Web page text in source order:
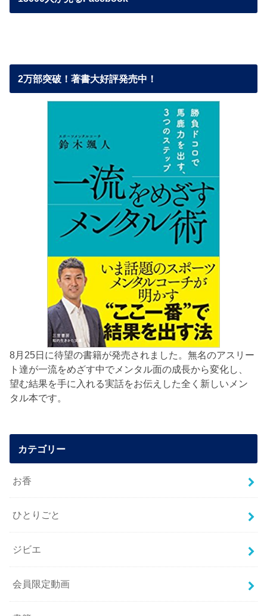
2万部突破！著書大好評発売中！
8月25日に待望の書籍が発売されました。無名のアスリー
ト達が一流をめざす中でメンタル面の成長から変化し、
望む結果を手に入れる実話をお伝えした全く新しいメン
タル本です。
カテゴリー
お香
ひとりごと
ジビエ
会員限定動画